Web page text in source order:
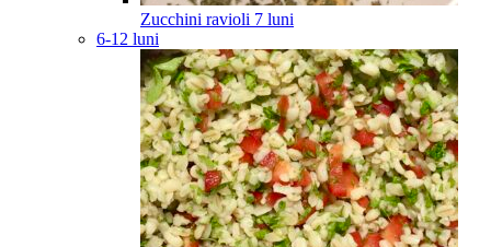
Zucchini ravioli 7 luni
6-12 luni